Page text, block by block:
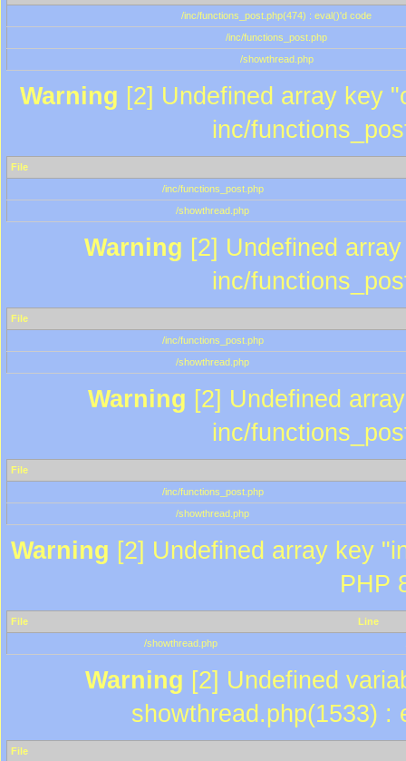
/inc/functions_post.php(474) : eval()'d code
/inc/functions_post.php
/showthread.php
Warning [2] Undefined array key
inc/
File
/inc/functions_post.php
/showthread.php
Warning [2] Undefined
inc/
File
/inc/functions_post.php
/showthread.php
Warning [2] Undefined
inc/
File
/inc/functions_post.php
/showthread.php
Warning [2] Undefined array key
PHP
File
Line
/showthread.php
Warning [2] Undefined
showthread.php(1533) :
File